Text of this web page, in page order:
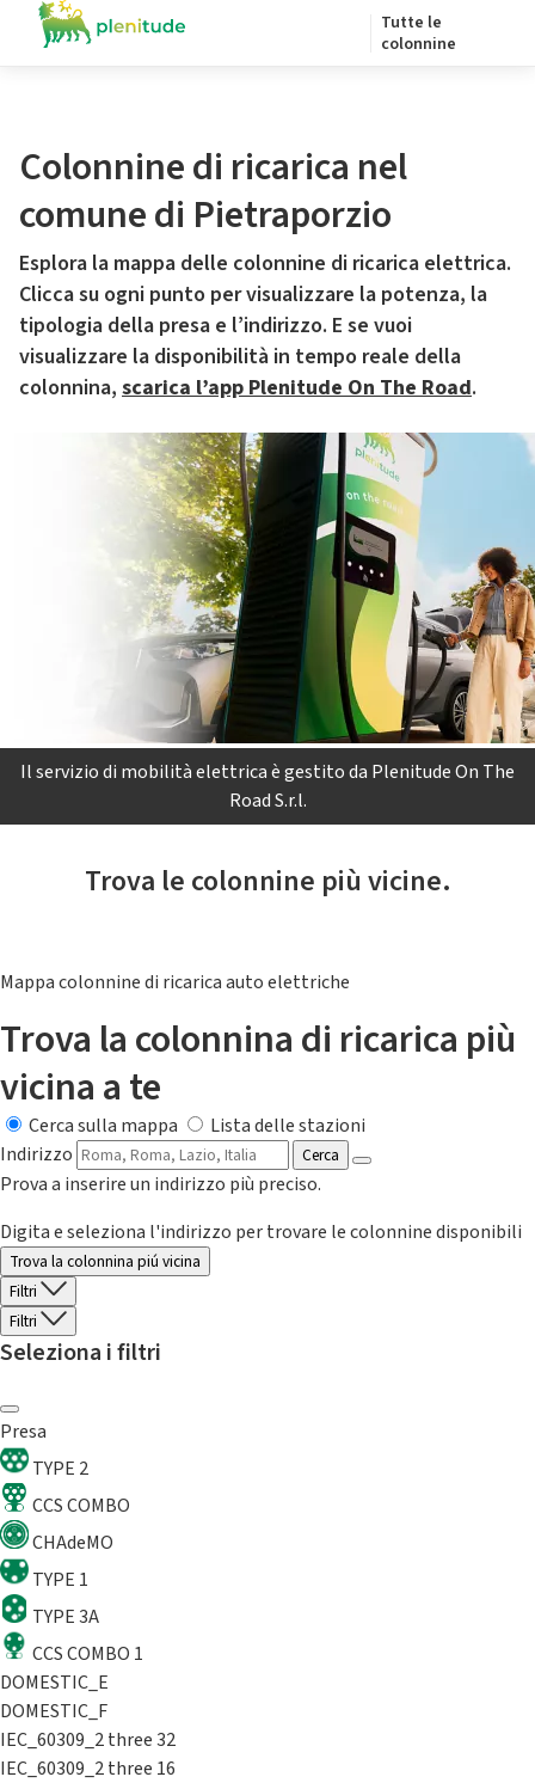
Tutte le
colonnine
Colonnine di ricarica nel
comune di Pietraporzio
Esplora la mappa delle colonnine di ricarica elettrica.
Clicca su ogni punto per visualizzare la potenza, la
tipologia della presa e l’indirizzo. E se vuoi
visualizzare la disponibilità in tempo reale della
colonnina, scarica l’app Plenitude On The Road.
Il servizio di mobilità elettrica è gestito da Plenitude On The
Road S.r.l.
Trova le colonnine più vicine.
Mappa colonnine di ricarica auto elettriche
Trova la colonnina di ricarica più
vicina a te
Cerca sulla mappa
Lista delle stazioni
Indirizzo
Cerca
Prova a inserire un indirizzo più preciso.
Digita e seleziona l'indirizzo per trovare le colonnine disponibili
Trova la colonnina piú vicina
Filtri
Filtri
Seleziona i filtri
Presa
TYPE 2
CCS COMBO
CHAdeMO
TYPE 1
TYPE 3A
CCS COMBO 1
DOMESTIC_E
DOMESTIC_F
IEC_60309_2 three 32
IEC_60309_2 three 16